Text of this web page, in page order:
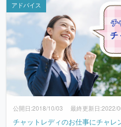
アドバイス
公開日:2018/10/03 最終更新日:2022/
チャットレディのお仕事にチャレ